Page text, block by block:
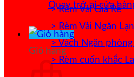
Quay trở lại cửa
Giỏ hàng
> Rèm Vải Giá Rẻ
> Rèm Vải Ngăn
> Vách Ngăn
> Rèm cuốn khắc